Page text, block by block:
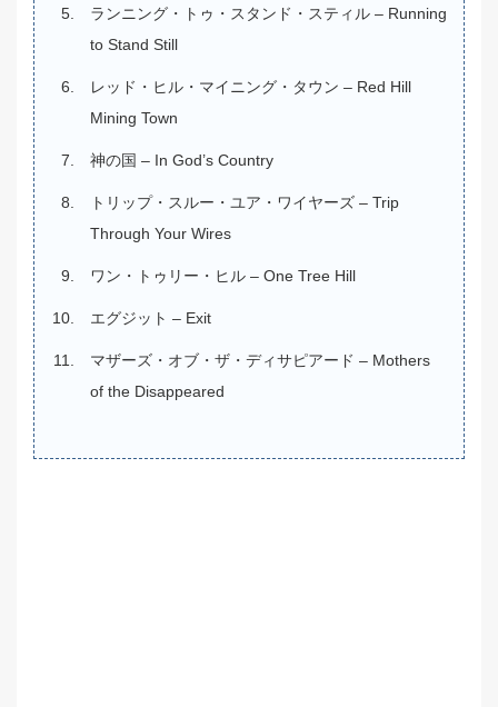
ランニング・トゥ・スタンド・スティル – Running
to Stand Still
レッド・ヒル・マイニング・タウン – Red Hill
Mining Town
神の国 – In God’s Country
トリップ・スルー・ユア・ワイヤーズ – Trip
Through Your Wires
ワン・トゥリー・ヒル – One Tree Hill
エグジット – Exit
マザーズ・オブ・ザ・ディサピアード – Mothers
of the Disappeared